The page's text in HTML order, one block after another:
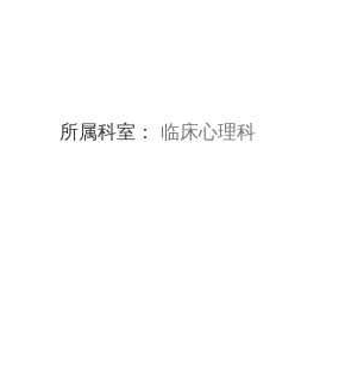
所属科室： 临床心理科